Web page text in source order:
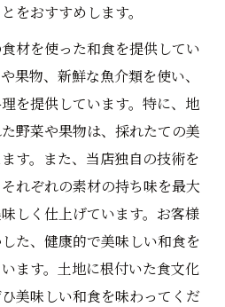
をおすすめします。
材を使った和食を提供してい
果物、新鮮な魚介類を使い、
を提供しています。特に、地
野菜や果物は、採れたての美
す。また、当店独自の技術を
れぞれの素材の持ち味を最大
しく仕上げています。お客様
た、健康的で美味しい和食を
ます。土地に根付いた食文化
美味しい和食を味わってくだ